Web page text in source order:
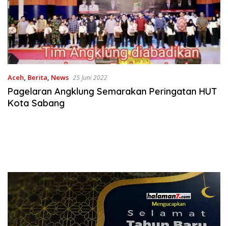
Aceh, Berita, News 25 Juni 2022
Pagelaran Angklung Semarakan Peringatan HUT
Kota Sabang